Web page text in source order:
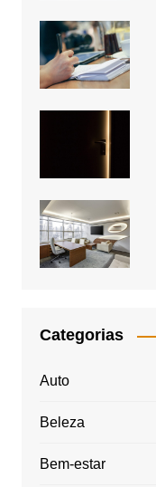
Categorias
Auto
Beleza
Bem-estar